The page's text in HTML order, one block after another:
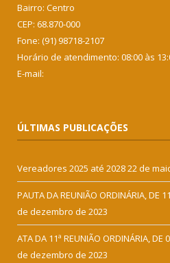
Bairro: Centro
CEP: 68.870-000
Fone: (91) 98718-2107
Horário de atendimento: 08:00 às
E-mail:
ÚLTIMAS PUBLICAÇÕES
Vereadores 2025 até 202822 de
PAUTA DA REUNIÃO ORDINÁRIA, DE
de dezembro de 2023
ATA DA 11ª REUNIÃO ORDINÁRIA, DE
de dezembro de 2023